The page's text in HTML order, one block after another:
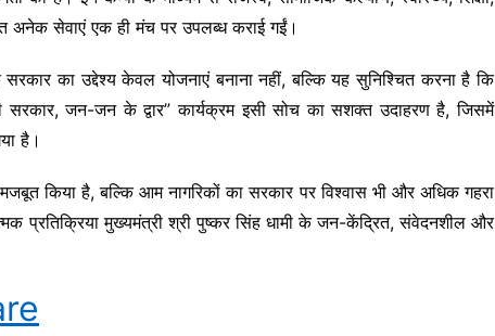
अनेक सेवाएं एक ही मंच पर उपलब्ध कराई गईं।
का उद्देश्य केवल योजनाएं बनाना नहीं, बल्कि यह सुनिश्चित करना है कि
जन-जन के द्वार” कार्यक्रम इसी सोच का सशक्त उदाहरण है, जिसमें
है।
किया है, बल्कि आम नागरिकों का सरकार पर विश्वास भी और अधिक गहरा
प्रतिक्रिया मुख्यमंत्री श्री पुष्कर सिंह धामी के जन-केंद्रित, संवेदनशील और